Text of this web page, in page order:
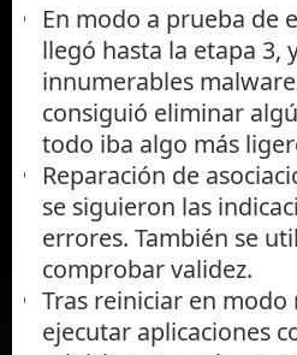
En modo a prueba de
llegó hasta la etapa 3,
innumerables
consiguió eliminar
todo iba algo más
Reparación de
se siguieron las
errores. También se
comprobar validez.
Tras reiniciar en
ejecutar aplicaciones